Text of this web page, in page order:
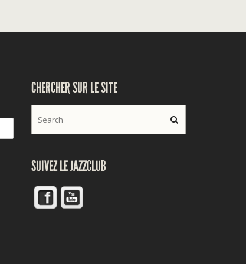
CHERCHER SUR LE SITE
SUIVEZ LE JAZZCLUB